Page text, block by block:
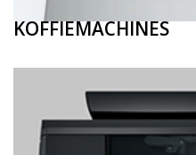
KOFFIEMACHINES